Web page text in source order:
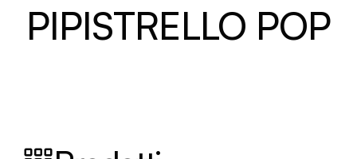
PIPISTRELLO POP